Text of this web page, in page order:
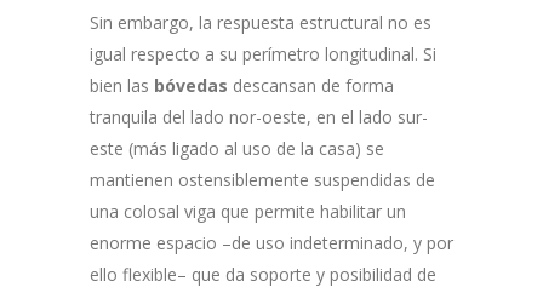
Sin embargo, la respuesta estructural no es
igual respecto a su perímetro longitudinal. Si
bien las bóvedas descansan de forma
tranquila del lado nor-oeste, en el lado sur-
este (más ligado al uso de la casa) se
mantienen ostensiblemente suspendidas de
una colosal viga que permite habilitar un
enorme espacio –de uso indeterminado, y por
ello flexible– que da soporte y posibilidad de